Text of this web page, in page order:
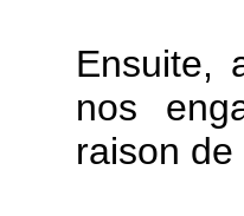
Ensuite,
nos
raison